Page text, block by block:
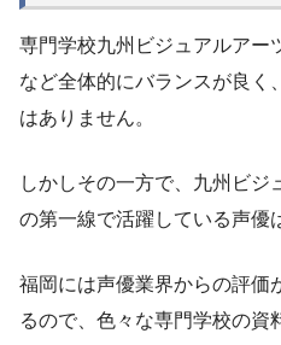
専門学校九州ビジュアルアー
など全体的にバランスが良く
はありません。
しかしその一方で、九州ビジ
の第一線で活躍している声優
福岡には声優業界からの評価
るので、色々な専門学校の資